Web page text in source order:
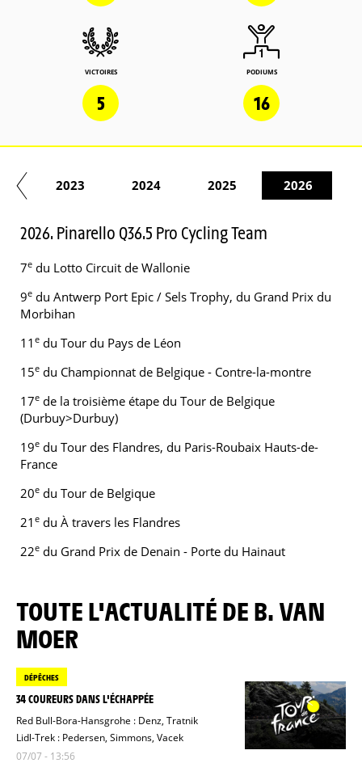
VICTOIRES
5
PODIUMS
16
2023 2024 2025 2026
2026. Pinarello Q36.5 Pro Cycling Team
7e du Lotto Circuit de Wallonie
9e du Antwerp Port Epic / Sels Trophy, du Grand Prix du
Morbihan
11 e du Tour du Pays de Léon
15e du Championnat de Belgique - Contre-la-montre
17e de la troisième étape du Tour de Belgique
(Durbuy>Durbuy)
19e du Tour des Flandres, du Paris-Roubaix Hauts-de-
France
20e du Tour de Belgique
21 e du À travers les Flandres
22e du Grand Prix de Denain - Porte du Hainaut
TOUTE L'ACTUALITÉ DE B. VAN
MOER
DÉPÊCHES
34 COUREURS DANS L'ÉCHAPPÉE
Red Bull-Bora-Hansgrohe : Denz, Tratnik
Lidl-Trek : Pedersen, Simmons, Vacek
07/07 - 13:56